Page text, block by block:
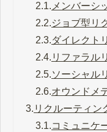
2.1. メンバーシ
2.2.ジョブ型リ
2.3.ダイレクト
2.4. リファラル
2.5.ソーシャル
2.6.オウンドメ
3. リクルーティン
3.1.コミュニケ